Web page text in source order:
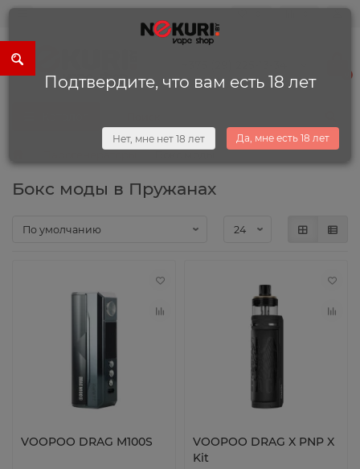
Бокс моды в Пружанах
VOOPOO DRAG M100S
VOOPOO DRAG X PNP X
Kit
Подтвердите, что вам есть 18 лет
Нет, мне нет 18 лет Да, мне есть 18 лет